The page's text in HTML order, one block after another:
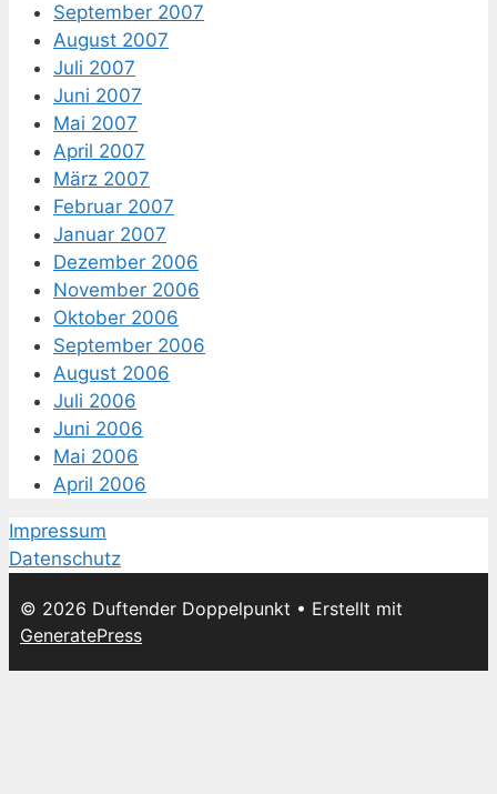
September 2007
August 2007
Juli 2007
Juni 2007
Mai 2007
April 2007
März 2007
Februar 2007
Januar 2007
Dezember 2006
November 2006
Oktober 2006
September 2006
August 2006
Juli 2006
Juni 2006
Mai 2006
April 2006
Impressum
Datenschutz
© 2026 Duftender Doppelpunkt • Erstellt mit
GeneratePress